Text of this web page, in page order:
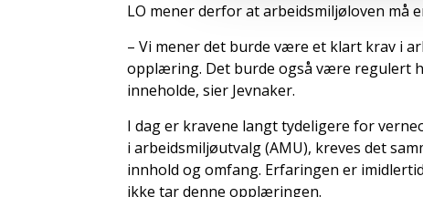
LO mener derfor at arbeidsmiljøloven må
– Vi mener det burde være et klart krav i
opplæring. Det burde også være regulert
inneholde, sier Jevnaker.
I dag er kravene langt tydeligere for
i arbeidsmiljøutvalg (AMU), kreves det
innhold og omfang. Erfaringen er
ikke tar denne opplæringen.